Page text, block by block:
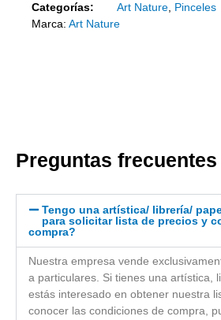
Categorías:
Art Nature Pinceles
Marca: Art Nature
Preguntas frecuentes
Tengo una artística/ librería/
para solicitar lista de precios y
compra?
Nuestra empresa vende
a particulares. Si tienes una artística,
estás interesado en obtener nuestra
conocer las condiciones de compra,